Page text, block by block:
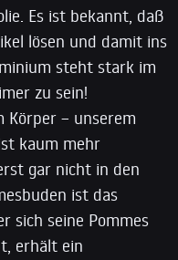
Es ist bekannt, daß
lösen und damit ins
steht stark im
zu sein!
Körper – unserem
kaum mehr
gar nicht in den
ist das
sich seine Pommes
erhält ein